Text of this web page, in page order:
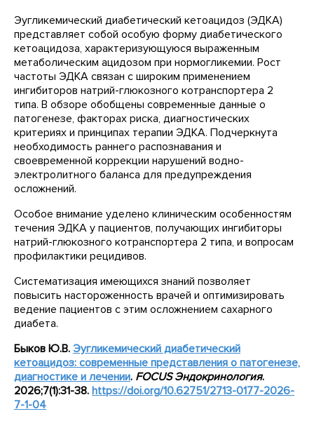
Эугликемический диабетический кетоацидоз (ЭДКА)
представляет собой особую форму диабетического
кетоацидоза, характеризующуюся выраженным
метаболическим ацидозом при нормогликемии. Рост
частоты ЭДКА связан с широким применением
ингибиторов натрий-глюкозного котранспортера 2
типа. В обзоре обобщены современные данные о
патогенезе, факторах риска, диагностических
критериях и принципах терапии ЭДКА. Подчеркнута
необходимость раннего распознавания и
своевременной коррекции нарушений водно-
электролитного баланса для предупреждения
осложнений.
Особое внимание уделено клиническим особенностям
течения ЭДКА у пациентов, получающих ингибиторы
натрий-глюкозного котранспортера 2 типа, и вопросам
профилактики рецидивов.
Систематизация имеющихся знаний позволяет
повысить настороженность врачей и оптимизировать
ведение пациентов с этим осложнением сахарного
диабета.
Быков Ю.В. Эугликемический диабетический
кетоацидоз: современные представления о патогенезе,
диагностике и лечении. FOCUSЭндокринология.
2026;7(1):31-38. https://doi.org/10.62751/2713-0177-2026-
7-1-04